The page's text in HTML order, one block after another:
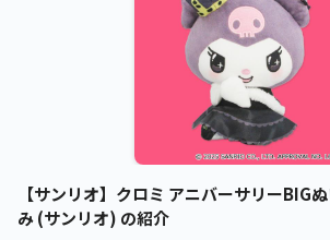
【サンリオ】クロミ アニバーサリーBIG
み (サンリオ) の紹介